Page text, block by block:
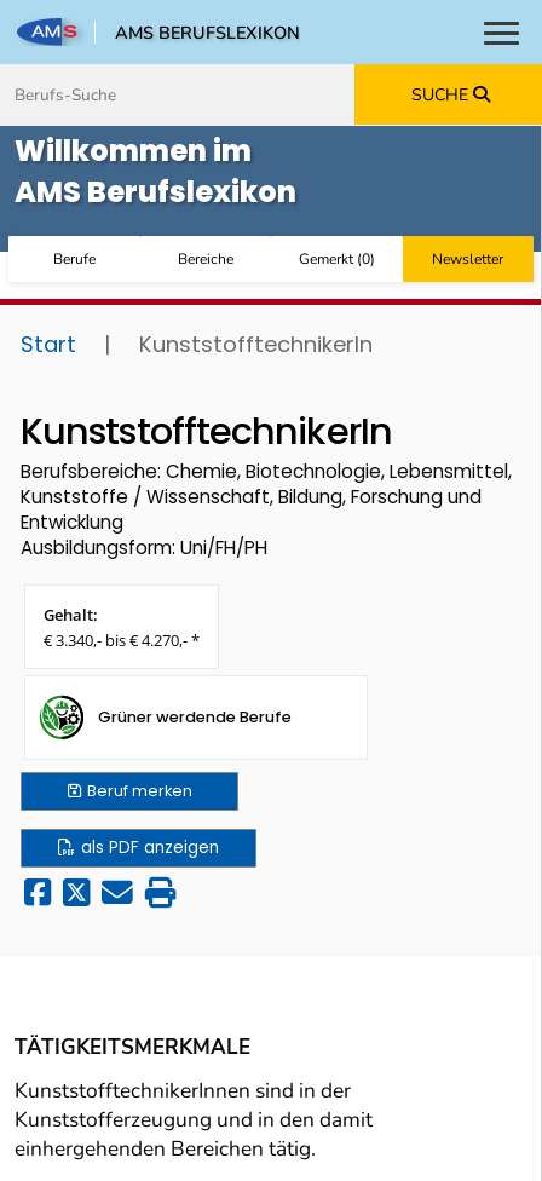
AMS BERUFSLEXIKON
SUCHE
Willkommen im
AMS Berufslexikon
Berufe Bereiche Gemerkt(0) Newsletter
Start | KunststofftechnikerIn
KunststofftechnikerIn
Berufsbereiche: Chemie, Biotechnologie, Lebensmittel,
Kunststoffe / Wissenschaft, Bildung, Forschung und
Entwicklung
Ausbildungsform: Uni/FH/PH
Gehalt:
€ 3.340,- bis € 4.270,- *
Grüner werdende Berufe
Berufmerken
als PDF anzeigen
TÄTIGKEITSMERKMALE
KunststofftechnikerInnen sind in der
Kunststofferzeugung und in den damit
einhergehenden Bereichen tätig.